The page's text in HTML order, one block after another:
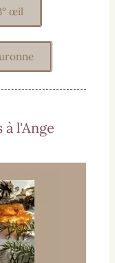
œil
à l'Ange